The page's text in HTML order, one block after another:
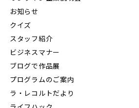
お知らせ
クイズ
スタッフ紹介
ビジネスマナー
ブログで作品展
プログラムのご案内
ラ・レコルトだより